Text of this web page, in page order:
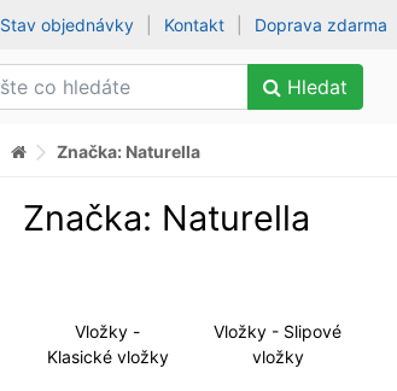
Stav objednávky Kontakt Doprava zdarma
Hledat
Značka: Naturella
Značka: Naturella
Vložky -
Klasické vložky
Vložky - Slipové
vložky